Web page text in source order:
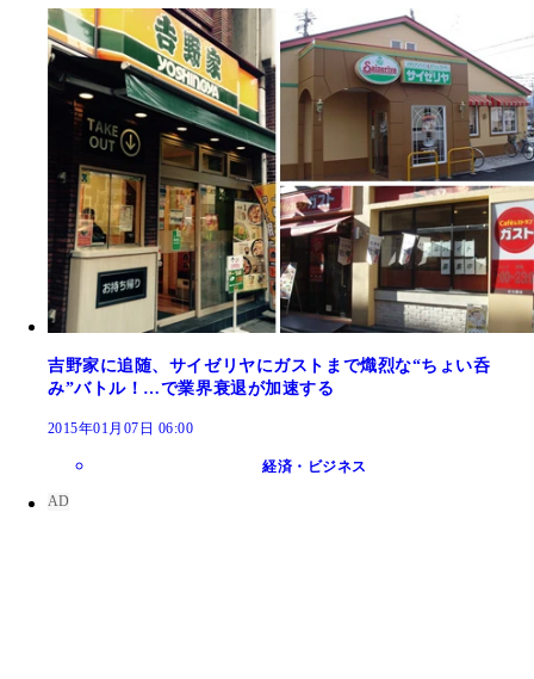
吉野家に追随、サイゼリヤにガストまで熾烈な“ちょい呑
み”バトル！…で業界衰退が加速する
2015年01月07日 06:00
経済・ビジネス